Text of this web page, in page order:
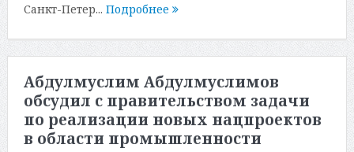
Санкт-Петер... Подробнее
Абдулмуслим Абдулмуслимов
обсудил с правительством задачи
по реализации новых нацпроектов
в области промышленности